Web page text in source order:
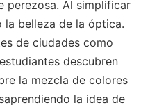
perezosa. Al simplificar
la belleza de la óptica.
de ciudades como
descubren
la mezcla de colores
la idea de